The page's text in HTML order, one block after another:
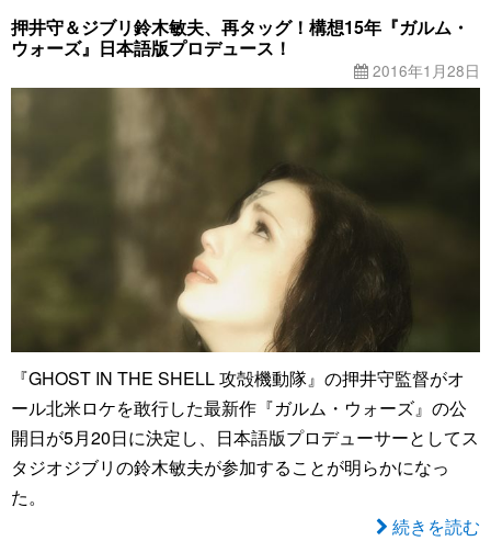
押井守＆ジブリ鈴木敏夫、再タッグ！構想15年『ガルム・
ウォーズ』日本語版プロデュース！
2016年1月28日
『GHOST IN THE SHELL 攻殻機動隊』の押井守監督がオ
ール北米ロケを敢行した最新作『ガルム・ウォーズ』の公
開日が5月20日に決定し、日本語版プロデューサーとしてス
タジオジブリの鈴木敏夫が参加することが明らかになっ
た。
続きを読む